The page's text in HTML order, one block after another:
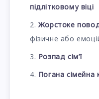
підлітковому віці
Жорстоке
фізичне або
Розпад сім’ї
Погана сімейна